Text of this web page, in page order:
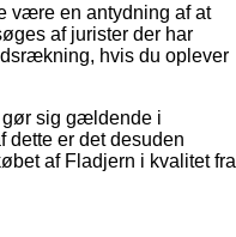
være en antydning af at
af jurister der har
hvis du oplever
gør sig gældende i
dette er det desuden
af Fladjern i kvalitet fra